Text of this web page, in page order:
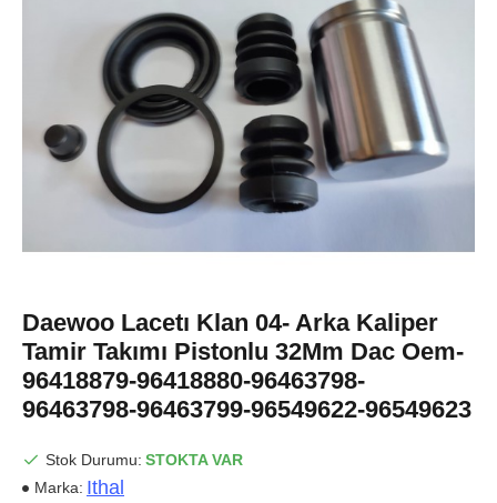
Daewoo Lacetı Klan 04- Arka Kaliper
Tamir Takımı Pistonlu 32Mm Dac Oem-
96418879-96418880-96463798-
96463798-96463799-96549622-96549623
Stok Durumu: STOKTA VAR
Marka: Ithal